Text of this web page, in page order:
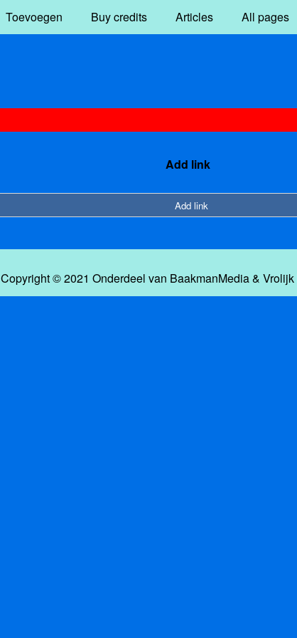
Toevoegen Buy credits Articles All pages
Add link
Add link
Copyright © 2021 Onderdeel van BaakmanMedia& Vrolijk